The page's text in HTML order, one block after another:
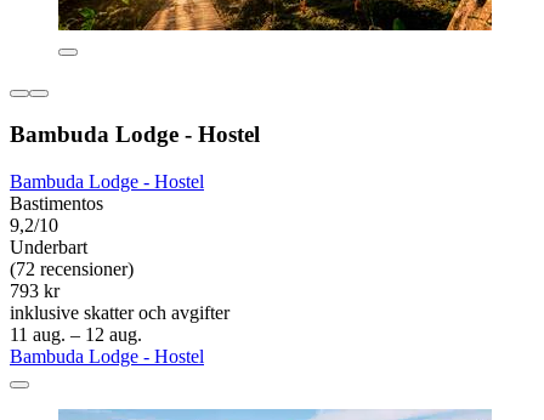
Bambuda Lodge - Hostel
Bambuda Lodge - Hostel
Bastimentos
9,2/10
Underbart
(72 recensioner)
793 kr
inklusive skatter och avgifter
11 aug. – 12 aug.
Bambuda Lodge - Hostel